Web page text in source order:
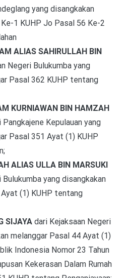
yang disangkakan
1 KUHP Jo Pasal 56 Ke-2
ALIAS SAHIRULLAH BIN
Negeri Bulukumba yang
Pasal 362 KUHP tentang
KURNIAWAN BIN HAMZAH
Kepulauan yang
Pasal 351 Ayat (1) KUHP
ALIAS ULLA BIN MARSUKI
yang disangkakan
(1) KUHP tentang
SIJAYA dari Kejaksaan Negeri
melanggar Pasal 44 Ayat (1)
Indonesia Nomor 23 Tahun
Kekerasan Dalam Rumah